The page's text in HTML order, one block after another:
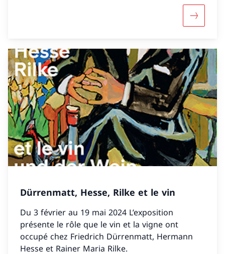
Dürrenmatt, Hesse, Rilke et le vin
Du 3 février au 19 mai 2024 L’exposition
présente le rôle que le vin et la vigne ont
occupé chez Friedrich Dürrenmatt, Hermann
Hesse et Rainer Maria Rilke.